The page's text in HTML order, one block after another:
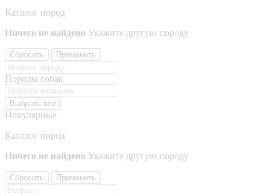
Каталог пород
Ничего не найдено Укажите другую породу
Сбросить Применить
Породы собак
Выбрать все
Популярные
Каталог пород
Ничего не найдено Укажите другую породу
Сбросить Применить